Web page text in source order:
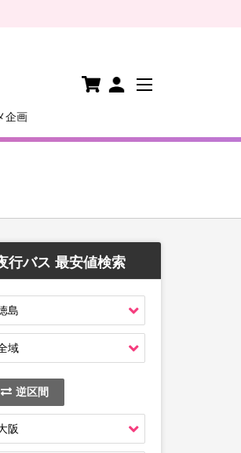
企画
行バス 最安値検索
逆区間